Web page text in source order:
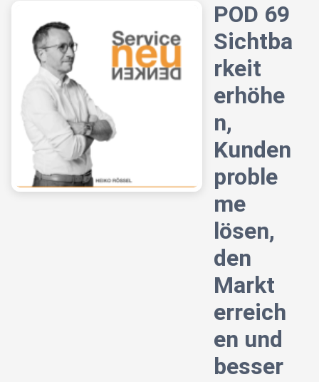
POD 69
Sichtba
rkeit
erhöhe
n,
Kunden
proble
me
lösen,
den
Markt
erreich
en und
besser